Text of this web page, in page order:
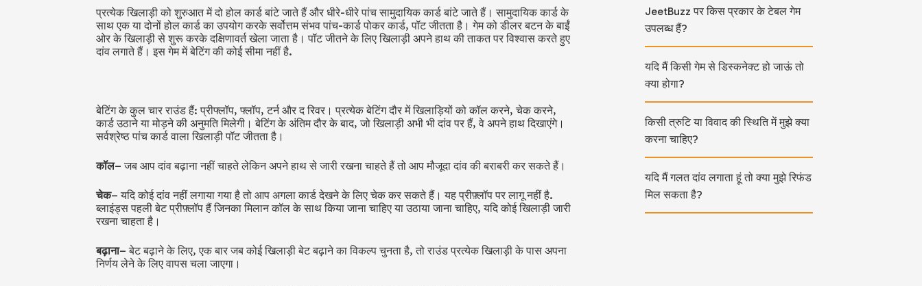
प्रत्येक खिलाड़ी को शुरुआत में दो होल कार्ड बांटे जाते हैं और धीरे-धीरे पांच सामुदायिक कार्ड बांटे जाते हैं। सामुदायिक कार्ड के
साथ एक या दोनों होल कार्ड का उपयोग करके सर्वोत्तम संभव पांच-कार्ड पोकर कार्ड, पॉट जीतता है। गेम को डीलर बटन के बाईं
ओर के खिलाड़ी से शुरू करके दक्षिणावर्त खेला जाता है। पॉट जीतने के लिए खिलाड़ी अपने हाथ की ताकत पर विश्वास करते हुए
दांव लगाते हैं। इस गेम में बेटिंग की कोई सीमा नहीं है.
बेटिंग के कुल चार राउंड हैं: प्रीफ्लॉप, फ्लॉप, टर्न और द रिवर। प्रत्येक बेटिंग दौर में खिलाड़ियों को कॉल करने, चेक करने,
कार्ड उठाने या मोड़ने की अनुमति मिलेगी। बेटिंग के अंतिम दौर के बाद, जो खिलाड़ी अभी भी दांव पर हैं, वे अपने हाथ दिखाएंगे।
सर्वश्रेष्ठ पांच कार्ड वाला खिलाड़ी पॉट जीतता है।
कॉल– जब आप दांव बढ़ाना नहीं चाहते लेकिन अपने हाथ से जारी रखना चाहते हैं तो आप मौजूदा दांव की बराबरी कर सकते हैं।
चेक– यदि कोई दांव नहीं लगाया गया है तो आप अगला कार्ड देखने के लिए चेक कर सकते हैं। यह प्रीफ़्लॉप पर लागू नहीं है.
ब्लाइंड्स पहली बेट प्रीफ़्लॉप हैं जिनका मिलान कॉल के साथ किया जाना चाहिए या उठाया जाना चाहिए, यदि कोई खिलाड़ी जारी
रखना चाहता है।
बढ़ाना– बेट बढ़ाने के लिए, एक बार जब कोई खिलाड़ी बेट बढ़ाने का विकल्प चुनता है, तो राउंड प्रत्येक खिलाड़ी के पास अपना
निर्णय लेने के लिए वापस चला जाएगा।
JeetBuzz पर किस प्रकार के टेबल गेम
उपलब्ध हैं?
यदि मैं किसी गेम से डिस्कनेक्ट हो जाऊं तो
क्या होगा?
किसी त्रुटि या विवाद की स्थिति में मुझे क्या
करना चाहिए?
यदि मैं गलत दांव लगाता हूं तो क्या मुझे रिफंड
मिल सकता है?